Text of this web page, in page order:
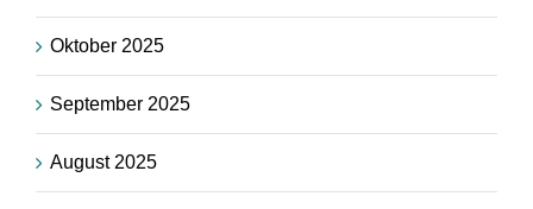
Oktober 2025
September 2025
August 2025